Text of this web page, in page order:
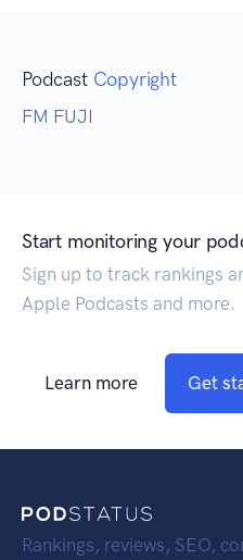
Podcast Copyright
FM FUJI
Start monitoring your
Sign up to track rankings
Apple Podcasts and more.
Learn more Get
Rankings, reviews, SEO,